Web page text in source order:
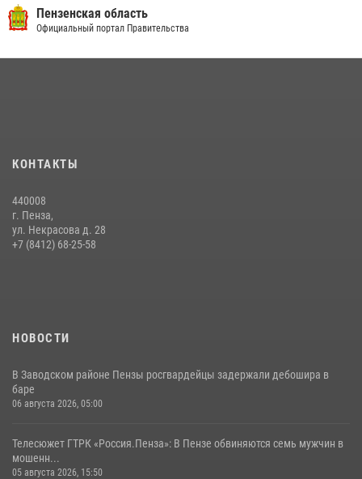
Пензенский спецназ Росгвардии готовит студентов к окружному
этапу «Зарницы 2.0» (видео)
Пучков посетил 55-й Всероссийский Лермонтовский праздник
11 июля 2026, 10:00
В Пензе сотрудники Росгвардии обезвредили артиллерийский
Пензенская область
Официальный портал Правительства
КОНТАКТЫ
440008
г. Пенза,
ул. Некрасова д. 28
+7 (8412) 68-25-58
НОВОСТИ
В Заводском районе Пензы росгвардейцы задержали дебошира в
баре
06 августа 2026, 05:00
Телесюжет ГТРК «Россия.Пенза»: В Пензе обвиняются семь мужчин в
мошенн...
05 августа 2026, 15:50